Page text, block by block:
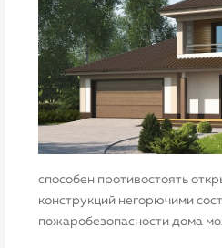
способен противостоять
конструкций негорючими
пожаробезопасности дома